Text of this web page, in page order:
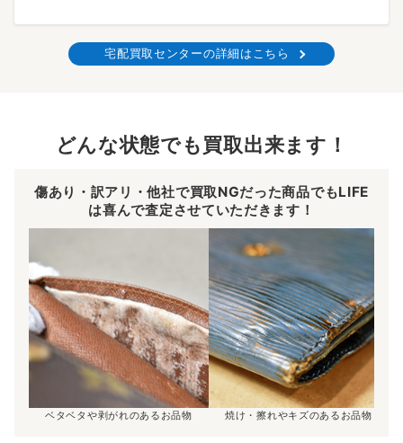
宅配買取センターの詳細はこちら
どんな状態でも買取出来ます！
傷あり・訳アリ・他社で買取NGだった商品でもLIFE
は喜んで査定させていただきます！
ベタベタや剥がれのあるお品物 焼け・擦れやキズのあるお品物